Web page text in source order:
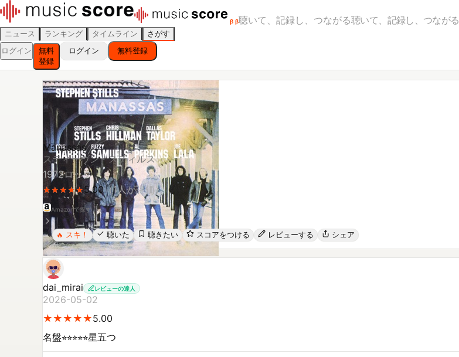
β β聴いて、記録し、つながる聴いて、記録し、つながる
ニュース ランキング タイムライン
さがす
ログイン
無料
登録
ログイン 無料登録
Manassas
スティーヴン・スティルス
1972ロック
★
★★
★★
★★
★★
★5.00（1人が評価）
Amazonで探す
🔥 スキ！ 聴いた 聴きたい スコアをつける レビューする シェア
dai_mirai レビューの達人
2026-05-02
★
★★
★★
★★
★★
★5.00
名盤⭐︎⭐︎⭐︎⭐︎⭐︎星五つ